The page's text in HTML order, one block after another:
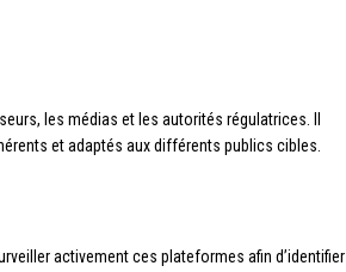
les médias et les autorités régulatrices. Il
et adaptés aux différents publics cibles.
activement ces plateformes afin d’identifier